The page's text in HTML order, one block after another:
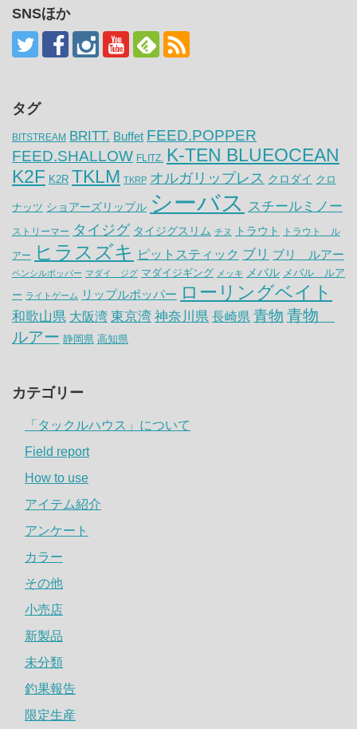
SNSほか
タグ
BITSTREAM BRITT. Buffet FEED.POPPER
FEED.SHALLOW FLITZ.
K-TEN BLUEOCEAN
K2F K2R TKLM TKRP オルガリップレス クロダイ クロ
ナッツ ショアーズリップル シーバス スチールミノー
ストリーマー タイジグ タイジグスリム チヌ トラウト トラウト ル
アー ヒラスズキ ピットスティック ブリ ブリ ルアー
ペンシルポッパー マダイ ジグ マダイジギング メッキ メバル メバル ルア
ー ライトゲーム リップルポッパー ローリングベイト
和歌山県 大阪湾 東京湾 神奈川県 長崎県 青物 青物
ルアー 静岡県 高知県
カテゴリー
「タックルハウス」について
Field report
How to use
アイテム紹介
アンケート
カラー
その他
小売店
新製品
未分類
釣果報告
限定生産